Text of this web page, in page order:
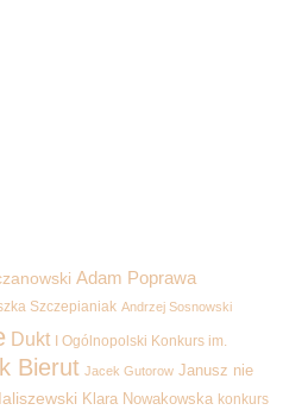
Adam Poprawa
Szczepianiak Andrzej Sosnowski
Dukt I Ogólnopolski Konkurs im.
Bierut Jacek Gutorow Janusz nie
Klara Nowakowska konkurs